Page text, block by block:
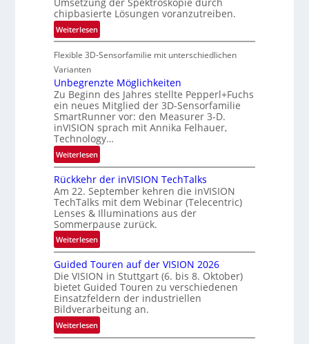
f
t
-
u
n
d
R
a
u
m
f
a
r
t
t
e
c
h
n
i
k
e
g
i
n
chipbasierte Lösungen voranzutreiben.
Weiterlesen:
P
a
t
n
e
r
s
c
h
t
z
w
i
s
c
h
e
n
4
K
Flexible 3D-Sensorfamilie mit unterschiedlichen
Varianten
Unbegrenzte Möglichkeiten
Zu Beginn des Jahres stellte Pepperl+Fuchs
ein neues Mitglied der 3D-Sensorfamilie
SmartRunner vor: den Measurer 3-D.
inVISION sprach mit Annika Felhauer,
Technology…
Weiterlesen:
U
n
b
e
g
r
e
z
t
e
M
ö
g
Rückkehr der inVISION TechTalks
Am 22. September kehren die inVISION
TechTalks mit dem Webinar (Telecentric)
Lenses & Illuminations aus der
Sommerpause zurück.
Weiterlesen:
R
ü
c
k
k
e
h
Guided Touren auf der VISION 2026
Die VISION in Stuttgart (6. bis 8. Oktober)
bietet Guided Touren zu verschiedenen
Einsatzfeldern der industriellen
Bildverarbeitung an.
Weiterlesen:
G